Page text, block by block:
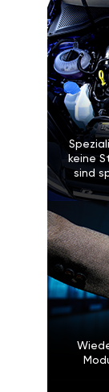
keine
sind